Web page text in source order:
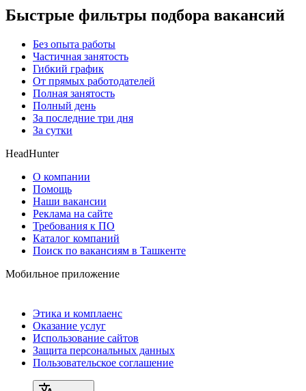
Быстрые фильтры подбора вакансий
Без опыта работы
Частичная занятость
Гибкий график
От прямых работодателей
Полная занятость
Полный день
За последние три дня
За сутки
HeadHunter
О компании
Помощь
Наши вакансии
Реклама на сайте
Требования к ПО
Каталог компаний
Поиск по вакансиям в Ташкенте
Мобильное приложение
Этика и комплаенс
Оказание услуг
Использование сайтов
Защита персональных данных
Пользовательское соглашение